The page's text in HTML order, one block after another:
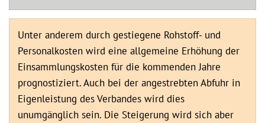
Unter anderem durch gestiegene Rohstoff- und
Personalkosten wird eine allgemeine Erhöhung der
Einsammlungskosten für die kommenden Jahre
prognostiziert. Auch bei der angestrebten Abfuhr in
Eigenleistung des Verbandes wird dies
unumgänglich sein. Die Steigerung wird sich aber